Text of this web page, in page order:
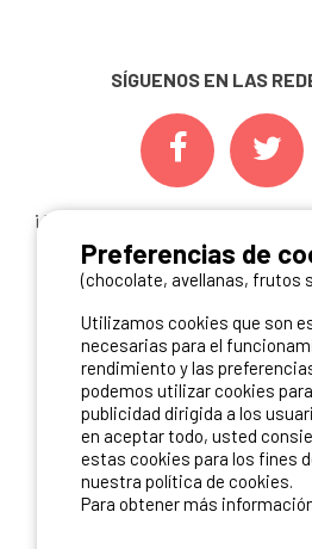
SÍGUENOS EN LAS
¡ Y NO TE PIERDAS NUESTRAS
NOVEDADES
ME
NUESTROS
Preferencias de
(chocolate, avellanas, frutos
Utilizamos cookies que son
necesarias para el
rendimiento y las
podemos utilizar cookies
publicidad dirigida a los
en aceptar todo, usted
estas cookies para los fines
nuestra política de cookies.
Para obtener más